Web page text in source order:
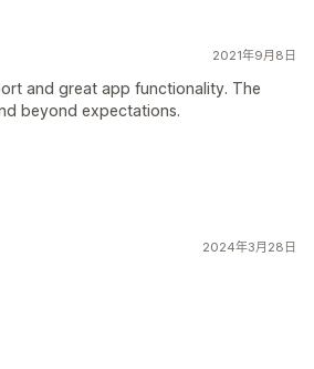
2021年9月8日
and great app functionality. The
beyond expectations.
2024年3月28日